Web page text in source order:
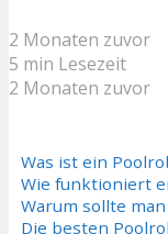
2 Monaten zuvor
5 min Lesezeit
2 Monaten zuvor
Was ist ein
Wie funktioniert
Warum sollte
Die besten